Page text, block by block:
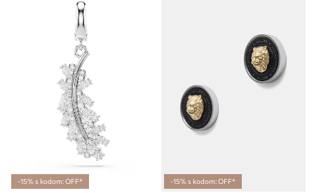
-15% s kodom: OFF* -15% s kodom: OFF*